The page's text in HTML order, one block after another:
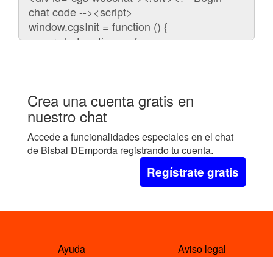
embeber
chat
Crea una cuenta gratis en
nuestro chat
Accede a funcionalidades especiales en el chat
de Bisbal DEmporda registrando tu cuenta.
Regístrate gratis
Ayuda Aviso legal